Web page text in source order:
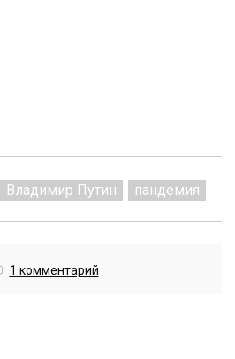
Владимир Путин пандемия
1 комментарий